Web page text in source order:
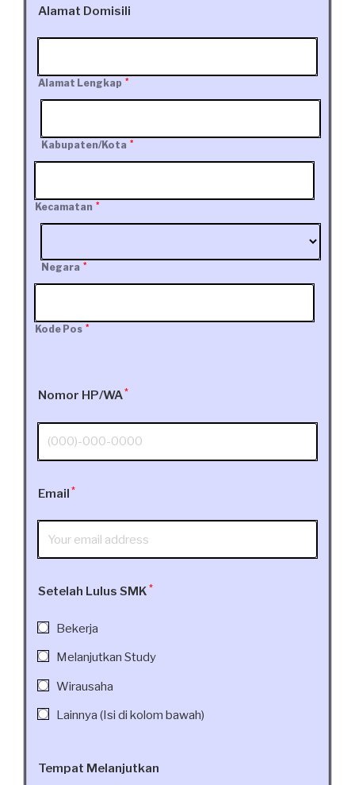
Alamat Domisili
Alamat Lengkap *
Kabupaten/Kota *
Kecamatan *
Negara *
Kode Pos *
Nomor HP/WA*
Email *
Setelah Lulus SMK *
Bekerja
Melanjutkan Study
Wirausaha
Lainnya (Isi di kolom bawah)
Tempat Melanjutkan